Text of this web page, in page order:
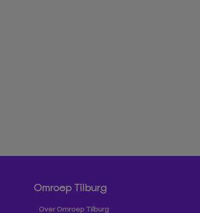
Omroep Tilburg
Over Omroep Tilburg